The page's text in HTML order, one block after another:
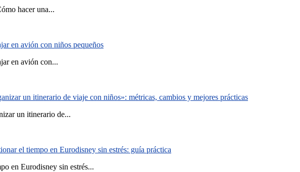
hacer una...
en avión con niños pequeños
en avión con...
un itinerario de viaje con niños»: métricas, cambios y mejores prácticas
un itinerario de...
el tiempo en Eurodisney sin estrés: guía práctica
en Eurodisney sin estrés...